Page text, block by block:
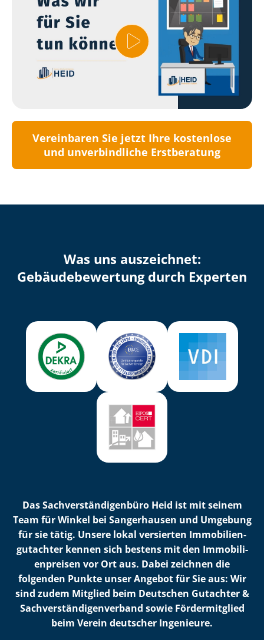
Vereinbaren Sie jetzt Ihre kostenlose
und unverbindliche Erstberatung
Was uns auszeichnet:
Ge­bäu­de­be­wer­tung durch Experten
Das Sach­ver­stän­di­gen­bü­ro Heid ist mit seinem
Team für Winkel bei Sangerhausen und Umgebung
für sie tätig. Unsere lokal versierten Im­mo­bi­li­en­
gut­ach­ter kennen sich bestens mit den Im­mo­bi­li­
en­prei­sen vor Ort aus. Dabei zeichnen die
folgenden Punkte unser Angebot für Sie aus: Wir
sind zudem Mitglied beim Deutschen Gutachter &
Sach­ver­stän­di­gen­ver­band sowie Fördermitglied
beim Verein deutscher Ingenieure.